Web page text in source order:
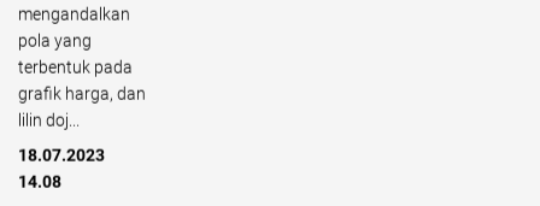
mengandalkan
pola yang
terbentuk pada
grafik harga, dan
lilin doj...
18.07.2023
14.08